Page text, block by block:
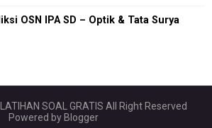
OSN IPA SD – Optik & Tata Surya
LATIHAN SOAL GRATIS All Right Reserved
Powered by Blogger